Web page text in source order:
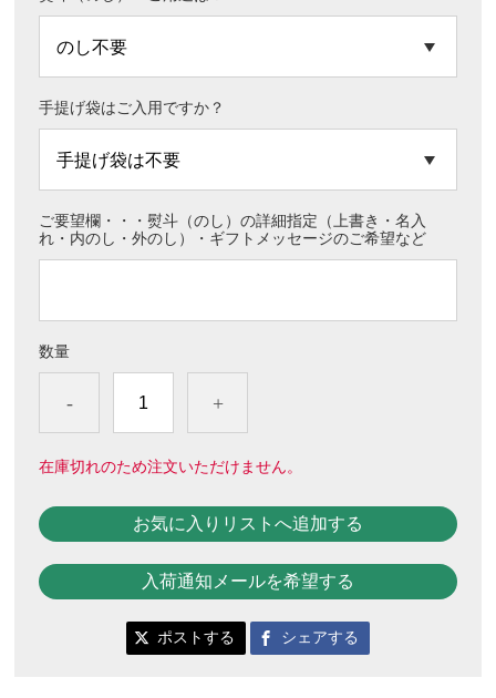
手提げ袋はご入用ですか？
ご要望欄・・・熨斗（のし）の詳細指定（上書き・名入
れ・内のし・外のし）・ギフトメッセージのご希望など
数量
- +
在庫切れのため注文いただけません。
お気に入りリストへ追加する
入荷通知メールを希望する
ポストする シェアする